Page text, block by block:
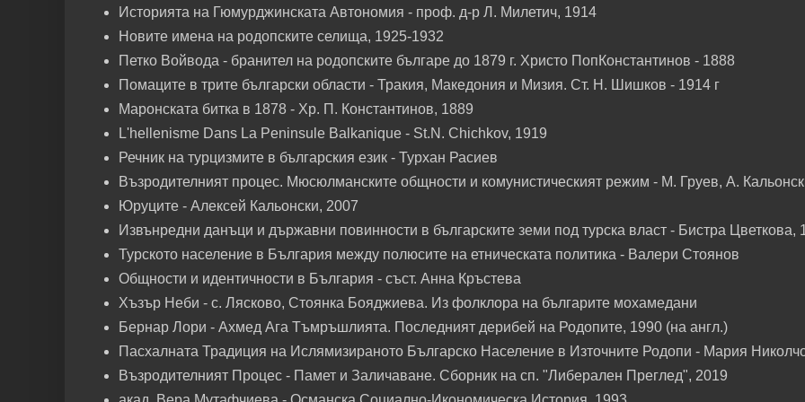
Историята на Гюмурджинската Автономия - проф. д-р Л. Милетич, 1914
Новите имена на родопските селища, 1925-1932
Петко Войвода - бранител на родопските българе до 1879 г. Христо ПопКонстантинов - 1888
Помаците в трите български области - Тракия, Македония и Мизия. Ст. Н. Шишков - 1914 г
Маронската битка в 1878 - Хр. П. Константинов, 1889
L'hellenisme Dans La Peninsule Balkanique - St.N. Chichkov, 1919
Речник на турцизмите в българския език - Турхан Расиев
Възродителният процес. Мюсюлманските общности и комунистическият режим - М. Груев, А.
Юруците - Алексей Кальонски, 2007
Извънредни данъци и държавни повинности в българските земи под турска власт - Бистра Цветкова,
Турското население в България между полюсите на етническата политика - Валери Стоянов
Общности и идентичности в България - съст. Анна Кръстева
Хъзър Неби - с. Лясково, Стоянка Бояджиева. Из фолклора на българите мохамедани
Бернар Лори - Ахмед Ага Тъмръшлията. Последният дерибей на Родопите, 1990 (на англ.)
Пасхалната Традиция на Ислямизираното Българско Население в Източните Родопи - Мария
Възродителният Процес - Памет и Заличаване. Сборник на сп. "Либерален Преглед", 2019